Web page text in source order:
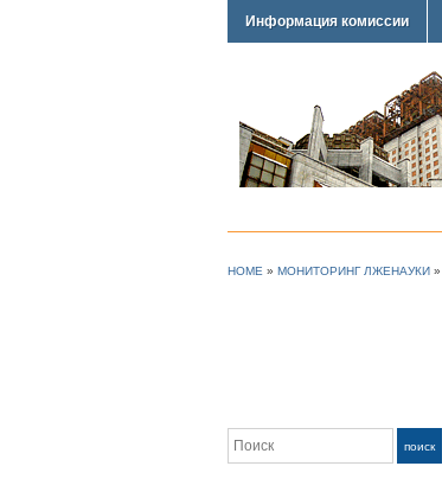
Информация комиссии
HOME » МОНИТОРИНГ ЛЖЕНАУКИ »
Поиск поиск